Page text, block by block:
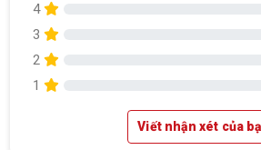
4
3
2
1
Viết nhận xét của